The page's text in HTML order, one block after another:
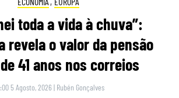
toda a vida à chuva”:
revela o valor da pensão
41 anos nos correios
5 Agosto, 2026 | Rubén Gonçalves